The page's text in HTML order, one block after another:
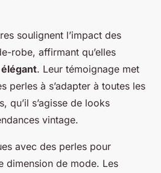
soulignent l’impact des
robe, affirmant qu’elles
. Leur témoignage met
perles à s’adapter à toutes les
qu’il s’agisse de looks
vintage.
avec des perles pour
dimension de mode. Les